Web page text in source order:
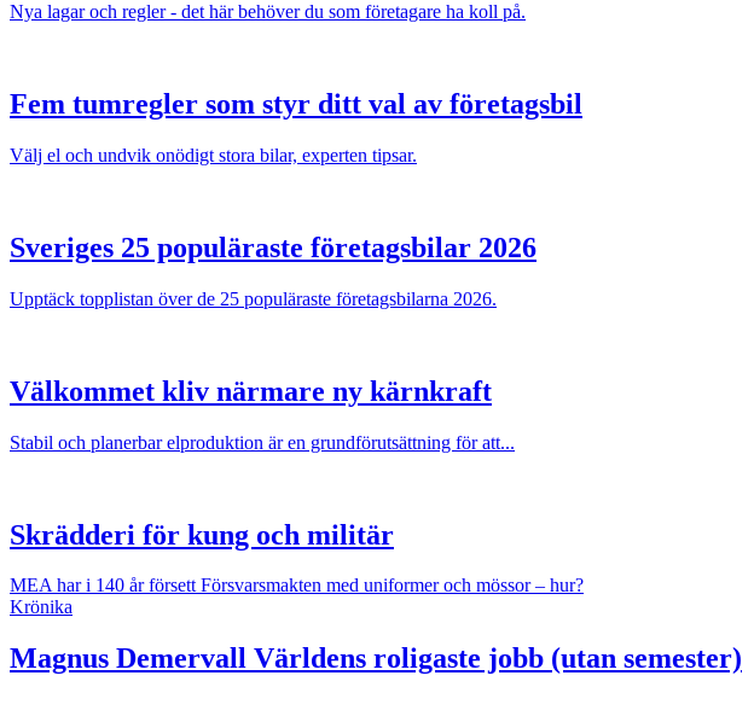
Nya lagar och regler - det här behöver du som företagare ha koll på.
Fem tumregler som styr ditt val av företagsbil
Välj el och undvik onödigt stora bilar, experten tipsar.
Sveriges 25 populäraste företagsbilar 2026
Upptäck topplistan över de 25 populäraste företagsbilarna 2026.
Välkommet kliv närmare ny kärnkraft
Stabil och planerbar elproduktion är en grundförutsättning för att...
Skrädderi för kung och militär
MEA har i 140 år försett Försvarsmakten med uniformer och mössor – hur?
Krönika
Magnus Demervall Världens roligaste jobb (utan semester)